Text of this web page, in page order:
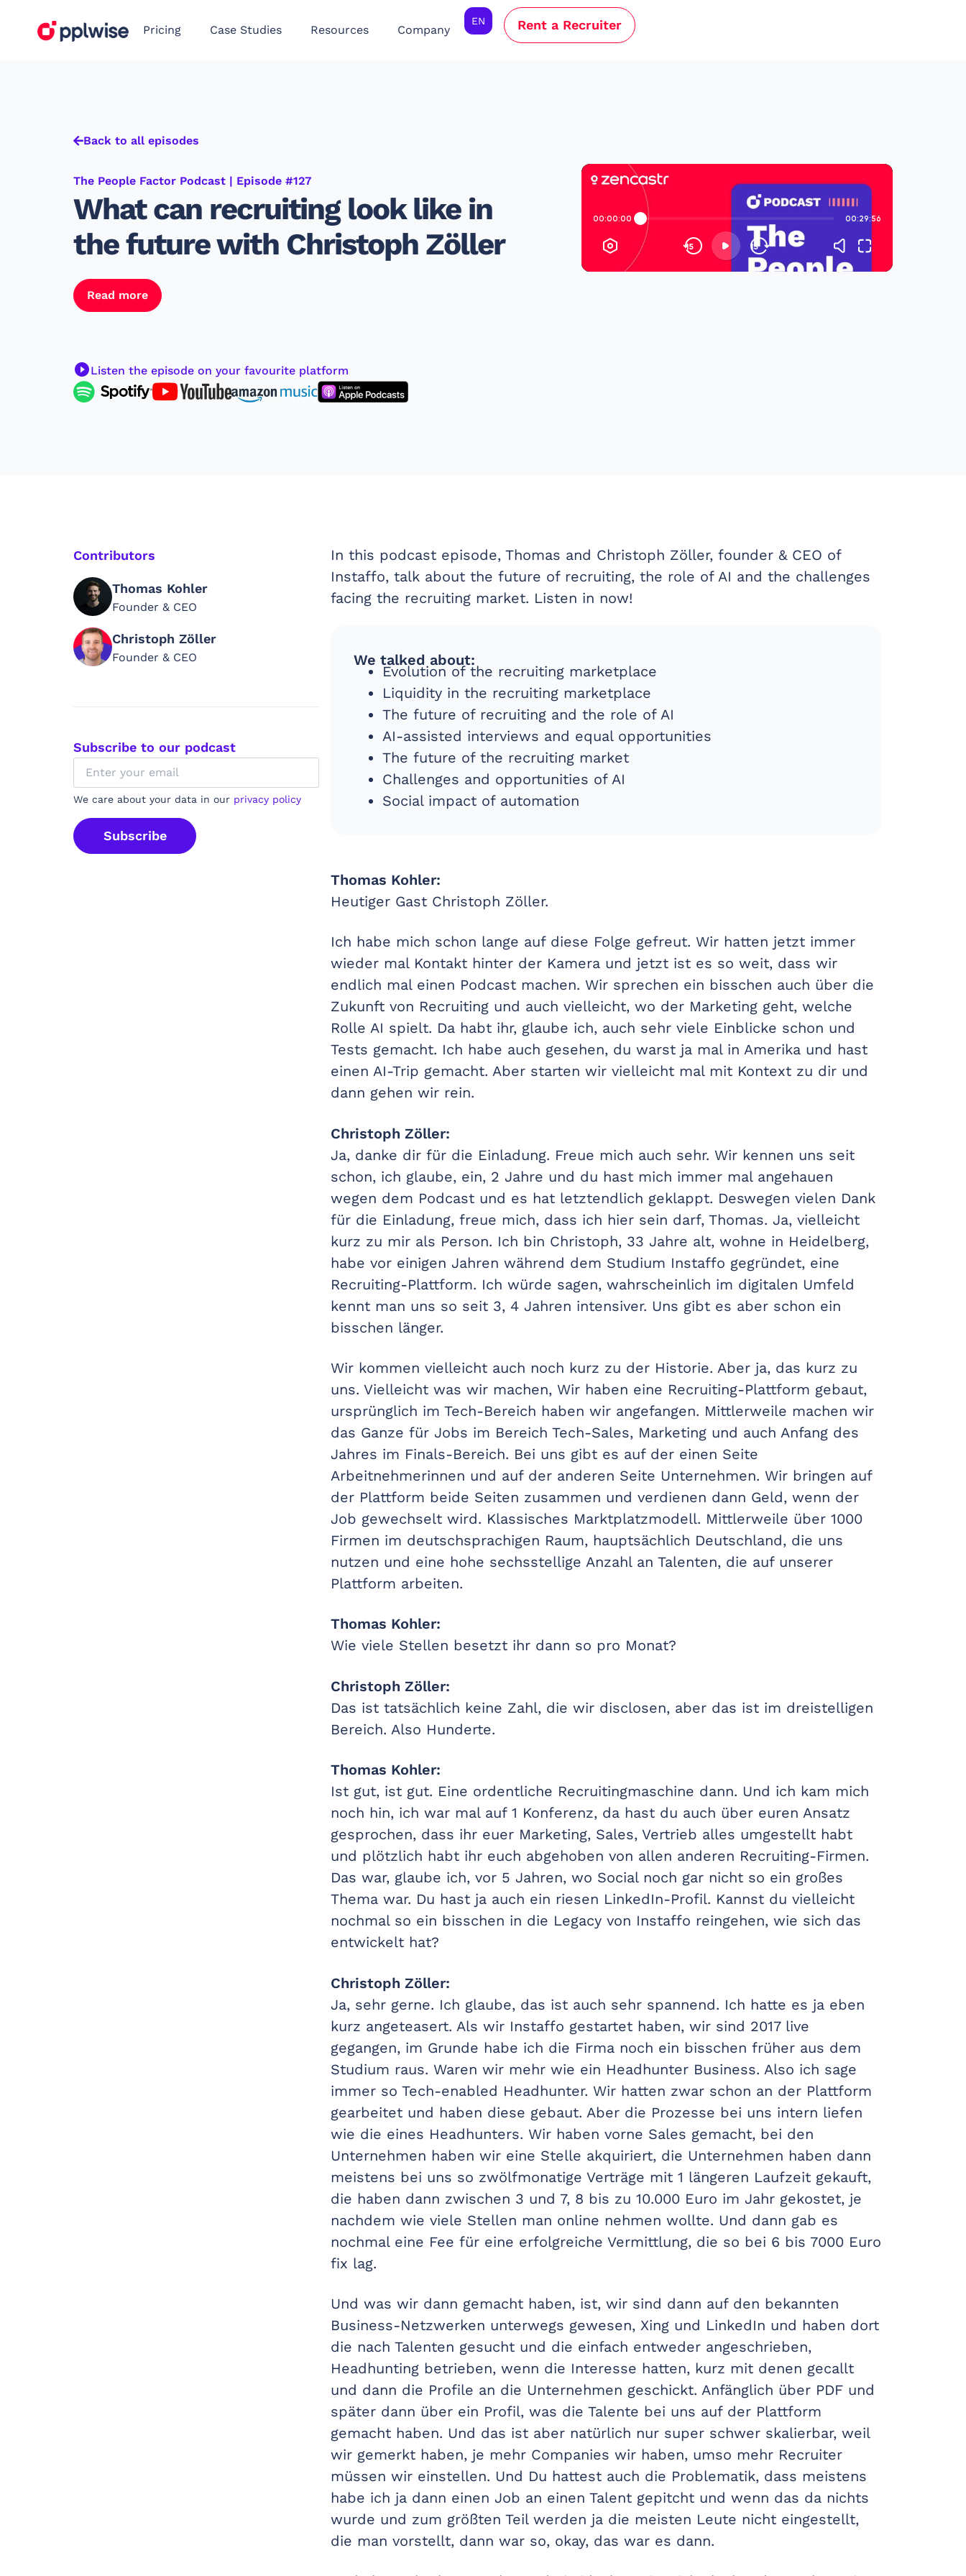
Pricing Case Studies Resources Company
EN Rent a Recruiter
Back to all episodes
The People Factor Podcast | Episode #127
What can recruiting look like in
the future with Christoph Zöller
Read more
Listen the episode on your favourite platform
Contributors
Thomas Kohler
Founder & CEO
Christoph Zöller
Founder & CEO
Subscribe to our podcast
We care about your data in our privacy policy
Subscribe
In this podcast episode, Thomas and Christoph Zöller, founder & CEO of
Instaffo, talk about the future of recruiting, the role of AI and the challenges
facing the recruiting market. Listen in now!
We talked about:
Evolution of the recruiting marketplace
Liquidity in the recruiting marketplace
The future of recruiting and the role of AI
AI-assisted interviews and equal opportunities
The future of the recruiting market
Challenges and opportunities of AI
Social impact of automation
Thomas Kohler:
Heutiger Gast Christoph Zöller.
Ich habe mich schon lange auf diese Folge gefreut. Wir hatten jetzt immer
wieder mal Kontakt hinter der Kamera und jetzt ist es so weit, dass wir
endlich mal einen Podcast machen. Wir sprechen ein bisschen auch über die
Zukunft von Recruiting und auch vielleicht, wo der Marketing geht, welche
Rolle AI spielt. Da habt ihr, glaube ich, auch sehr viele Einblicke schon und
Tests gemacht. Ich habe auch gesehen, du warst ja mal in Amerika und hast
einen AI-Trip gemacht. Aber starten wir vielleicht mal mit Kontext zu dir und
dann gehen wir rein.
Christoph Zöller:
Ja, danke dir für die Einladung. Freue mich auch sehr. Wir kennen uns seit
schon, ich glaube, ein, 2 Jahre und du hast mich immer mal angehauen
wegen dem Podcast und es hat letztendlich geklappt. Deswegen vielen Dank
für die Einladung, freue mich, dass ich hier sein darf, Thomas. Ja, vielleicht
kurz zu mir als Person. Ich bin Christoph, 33 Jahre alt, wohne in Heidelberg,
habe vor einigen Jahren während dem Studium Instaffo gegründet, eine
Recruiting-Plattform. Ich würde sagen, wahrscheinlich im digitalen Umfeld
kennt man uns so seit 3, 4 Jahren intensiver. Uns gibt es aber schon ein
bisschen länger.
Wir kommen vielleicht auch noch kurz zu der Historie. Aber ja, das kurz zu
uns. Vielleicht was wir machen, Wir haben eine Recruiting-Plattform gebaut,
ursprünglich im Tech-Bereich haben wir angefangen. Mittlerweile machen wir
das Ganze für Jobs im Bereich Tech-Sales, Marketing und auch Anfang des
Jahres im Finals-Bereich. Bei uns gibt es auf der einen Seite
Arbeitnehmerinnen und auf der anderen Seite Unternehmen. Wir bringen auf
der Plattform beide Seiten zusammen und verdienen dann Geld, wenn der
Job gewechselt wird. Klassisches Marktplatzmodell. Mittlerweile über 1000
Firmen im deutschsprachigen Raum, hauptsächlich Deutschland, die uns
nutzen und eine hohe sechsstellige Anzahl an Talenten, die auf unserer
Plattform arbeiten.
Thomas Kohler:
Wie viele Stellen besetzt ihr dann so pro Monat?
Christoph Zöller:
Das ist tatsächlich keine Zahl, die wir disclosen, aber das ist im dreistelligen
Bereich. Also Hunderte.
Thomas Kohler:
Ist gut, ist gut. Eine ordentliche Recruitingmaschine dann. Und ich kam mich
noch hin, ich war mal auf 1 Konferenz, da hast du auch über euren Ansatz
gesprochen, dass ihr euer Marketing, Sales, Vertrieb alles umgestellt habt
und plötzlich habt ihr euch abgehoben von allen anderen Recruiting-Firmen.
Das war, glaube ich, vor 5 Jahren, wo Social noch gar nicht so ein großes
Thema war. Du hast ja auch ein riesen LinkedIn-Profil. Kannst du vielleicht
nochmal so ein bisschen in die Legacy von Instaffo reingehen, wie sich das
entwickelt hat?
Christoph Zöller:
Ja, sehr gerne. Ich glaube, das ist auch sehr spannend. Ich hatte es ja eben
kurz angeteasert. Als wir Instaffo gestartet haben, wir sind 2017 live
gegangen, im Grunde habe ich die Firma noch ein bisschen früher aus dem
Studium raus. Waren wir mehr wie ein Headhunter Business. Also ich sage
immer so Tech-enabled Headhunter. Wir hatten zwar schon an der Plattform
gearbeitet und haben diese gebaut. Aber die Prozesse bei uns intern liefen
wie die eines Headhunters. Wir haben vorne Sales gemacht, bei den
Unternehmen haben wir eine Stelle akquiriert, die Unternehmen haben dann
meistens bei uns so zwölfmonatige Verträge mit 1 längeren Laufzeit gekauft,
die haben dann zwischen 3 und 7, 8 bis zu 10.000 Euro im Jahr gekostet, je
nachdem wie viele Stellen man online nehmen wollte. Und dann gab es
nochmal eine Fee für eine erfolgreiche Vermittlung, die so bei 6 bis 7000 Euro
fix lag.
Und was wir dann gemacht haben, ist, wir sind dann auf den bekannten
Business-Netzwerken unterwegs gewesen, Xing und LinkedIn und haben dort
die nach Talenten gesucht und die einfach entweder angeschrieben,
Headhunting betrieben, wenn die Interesse hatten, kurz mit denen gecallt
und dann die Profile an die Unternehmen geschickt. Anfänglich über PDF und
später dann über ein Profil, was die Talente bei uns auf der Plattform
gemacht haben. Und das ist aber natürlich nur super schwer skalierbar, weil
wir gemerkt haben, je mehr Companies wir haben, umso mehr Recruiter
müssen wir einstellen. Und Du hattest auch die Problematik, dass meistens
habe ich ja dann einen Job an einen Talent gepitcht und wenn das da nichts
wurde und zum größten Teil werden ja die meisten Leute nicht eingestellt,
die man vorstellt, dann war so, okay, das war es dann.